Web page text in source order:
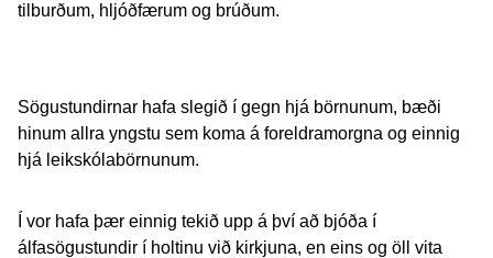
tilburðum, hljóðfærum og brúðum.
Sögustundirnar hafa slegið í gegn hjá börnunum, bæði
hinum allra yngstu sem koma á foreldramorgna og einnig
hjá leikskólabörnunum.
Í vor hafa þær einnig tekið upp á því að bjóða í
álfasögustundir í holtinu við kirkjuna, en eins og öll vita